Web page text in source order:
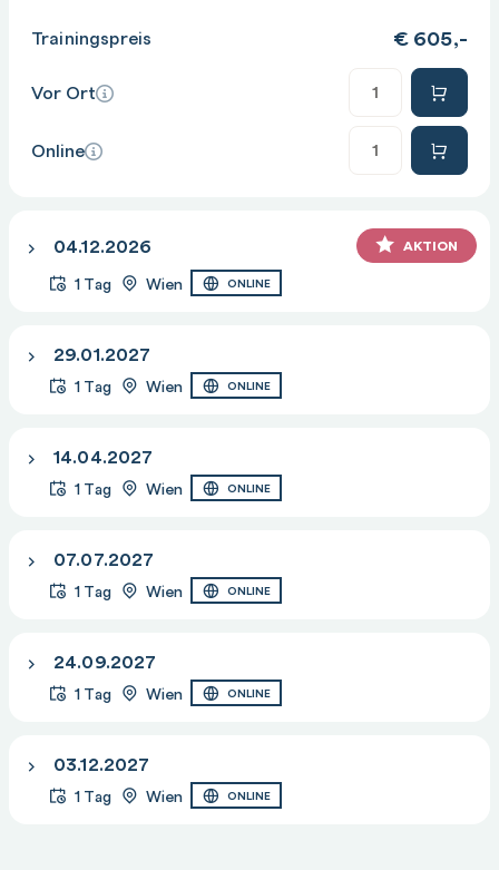
Trainingspreis €605,-
Vor Ort
Online
04.12.2026 AKTION
1 Tag Wien ONLINE
29.01.2027
1 Tag Wien ONLINE
14.04.2027
1 Tag Wien ONLINE
07.07.2027
1 Tag Wien ONLINE
24.09.2027
1 Tag Wien ONLINE
03.12.2027
1 Tag Wien ONLINE